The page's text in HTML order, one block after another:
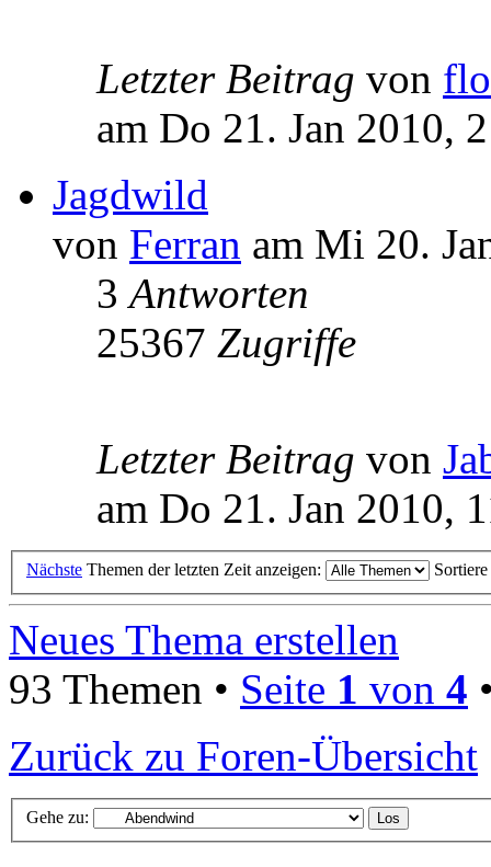
Letzter Beitrag von
am Do 21. Jan 2010,
Jagdwild
von Ferran am Mi 20.
3Antworten
25367 Zugriffe
Letzter Beitrag von
am Do 21. Jan 2010,
Nächste Themen der letzten Zeit anzeigen:
Neues Thema erstellen
93 Themen • Seite 1 von 4
Zurück zu Foren-Übersicht
Gehe zu: